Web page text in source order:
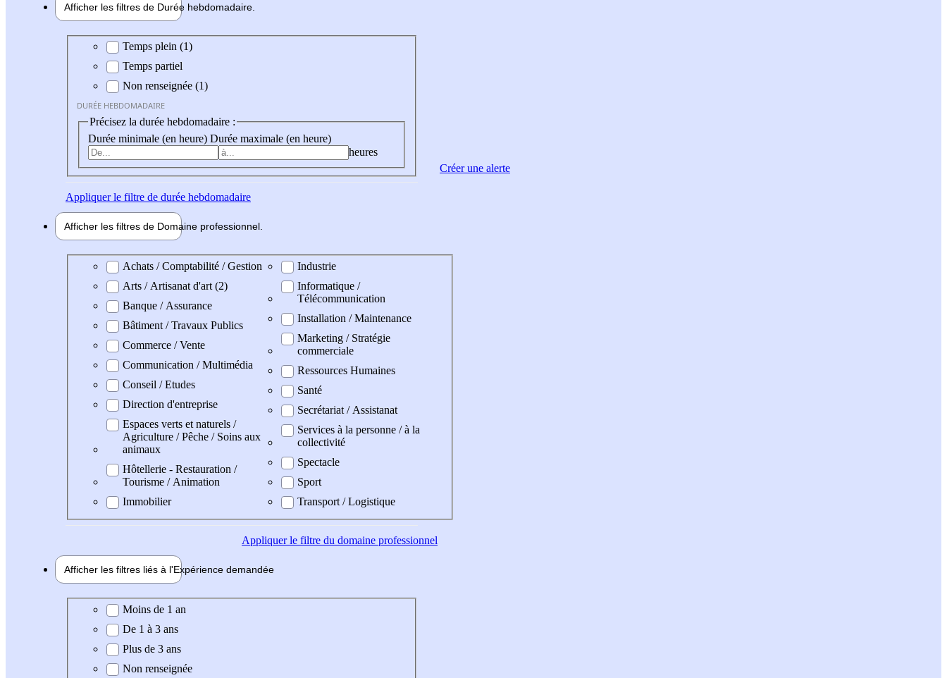
Afficher les filtres de Durée hebdomadaire
Durée hebdomadaire
Temps plein (1)
Temps partiel
Non renseignée (1)
DURÉE HEBDOMADAIRE
Précisez la durée hebdomadaire :
Durée minimale (en heure) Durée maximale (en heure)
heures
Appliquerle filtre de durée hebdomadaire
Afficher les filtres de Domaine professionnel
Domaine professionel
Achats / Comptabilité / Gestion
Arts / Artisanat d'art (2)
Banque / Assurance
Bâtiment / Travaux Publics
Commerce / Vente
Communication / Multimédia
Conseil / Etudes
Direction d'entreprise
Espaces verts et naturels /
Agriculture / Pêche / Soins aux
animaux
Hôtellerie - Restauration /
Tourisme / Animation
Immobilier
Industrie
Informatique /
Télécommunication
Installation / Maintenance
Marketing / Stratégie
commerciale
Ressources Humaines
Santé
Secrétariat / Assistanat
Services à la personne / à la
collectivité
Spectacle
Sport
Transport / Logistique
Appliquerle filtre du domaine professionnel
Afficher les filtres liés à l'Expérience demandée
Expérience demandée
Moins de 1 an
De 1 à 3 ans
Plus de 3 ans
Non renseignée
Créer une alerte